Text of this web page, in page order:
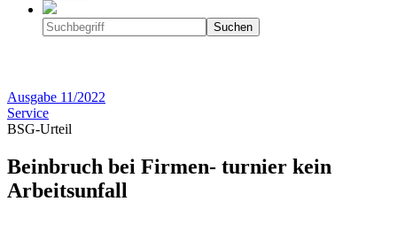
Ausgabe 11/2022
Service
BSG-Urteil
Beinbruch bei Firmen- turnier kein
Arbeitsunfall